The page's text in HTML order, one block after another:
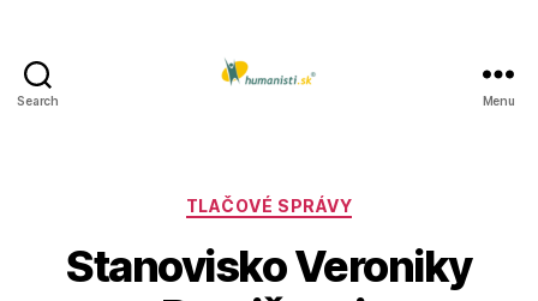
Search Menu
Kategórie
TLAČOVÉ SPRÁVY
Stanovisko Veroniky